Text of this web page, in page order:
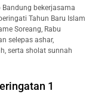
Bandung bekerjasama
Tahun Baru Islam
Soreang, Rabu
selepas ashar,
serta sholat sunnah
1